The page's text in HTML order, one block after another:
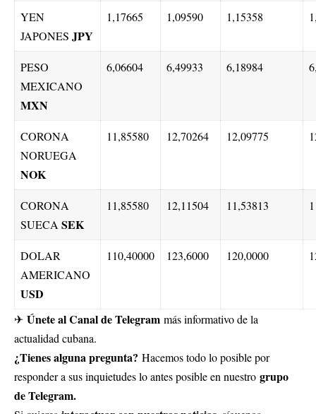
YEN
JAPONES JPY
1,17665 1,09590 1,15358
PESO
MEXICANO
MXN
6,06604 6,49933 6,18984
CORONA
NORUEGA
NOK
11,85580 12,70264 12,09775
CORONA
SUECASEK
11,85580 12,11504 11,53813
DOLAR
AMERICANO
USD
110,40000 123,6000 120,0000
✈ Únete al Canal de Telegram más informativo de la
actualidad cubana.
¿Tienes alguna pregunta? Hacemos todo lo posible por
responder a sus inquietudes lo antes posible en nuestro grupo
de Telegram.